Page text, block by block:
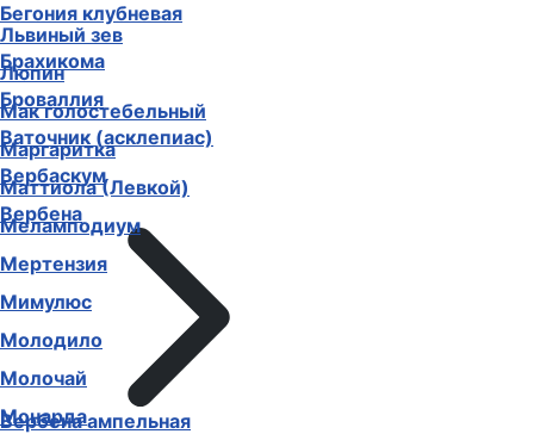
Бегония клубневая
Брахикома
Броваллия
Ваточник (асклепиас)
Вербаскум
Вербена
Вербена ампельная
Львиный зев
Люпин
Мак голостебельный
Маргаритка
Маттиола (Левкой)
Меламподиум
Мертензия
Мимулюс
Молодило
Молочай
Монарда